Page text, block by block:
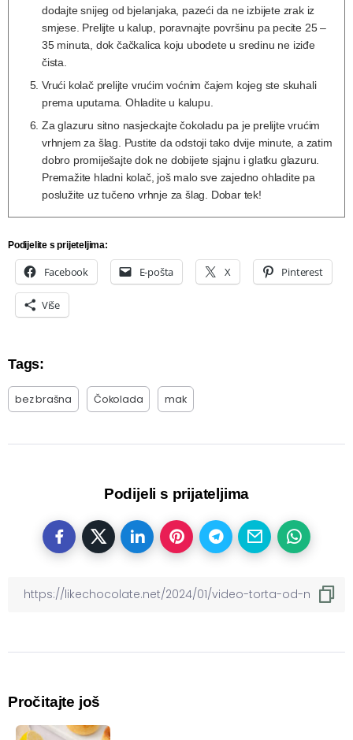
dodajte snijeg od bjelanjaka, pazeći da ne izbijete zrak iz
smjese. Prelijte u kalup, poravnajte površinu pa pecite 25 –
35 minuta, dok čačkalica koju ubodete u sredinu ne iziđe
čista.
Vrući kolač prelijte vrućim voćnim čajem kojeg ste skuhali
prema uputama. Ohladite u kalupu.
Za glazuru sitno nasjeckajte čokoladu pa je prelijte vrućim
vrhnjem za šlag. Pustite da odstoji tako dvije minute, a zatim
dobro promiješajte dok ne dobijete sjajnu i glatku glazuru.
Premažite hladni kolač, još malo sve zajedno ohladite pa
poslužite uz tučeno vrhnje za šlag. Dobar tek!
Podijelite s prijeteljima:
Facebook E-pošta X Pinterest
Više
Tags:
bez brašna Čokolada mak
Podijeli s prijateljima
Pročitajte još